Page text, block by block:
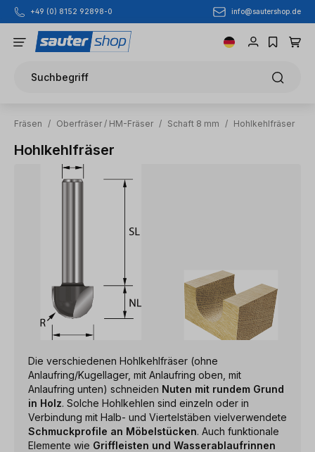
Zum Hauptinhalt springen
+49 (0) 8152 92898-0 info@sautershop.de
Suchbegriff
Fräsen / Oberfräser / HM-Fräser / Schaft 8 mm / Hohlkehlfräser
Hohlkehlfräser
Die verschiedenen Hohlkehlfräser (ohne
Anlaufring/Kugellager, mit Anlaufring oben, mit
Anlaufring unten) schneiden Nuten mit rundem Grund
in Holz. Solche Hohlkehlen sind einzeln oder in
Verbindung mit Halb- und Viertelstäben vielverwendete
Schmuckprofile an Möbelstücken. Auch funktionale
Elemente wie Griffleisten und Wasserablaufrinnen